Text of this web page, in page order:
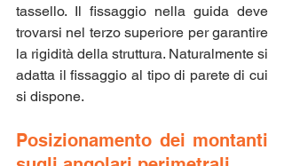
tassello. Il fissaggio nella guida deve
trovarsi nel terzo superiore per garantire
la rigidità della struttura. Naturalmente si
adatta il fissaggio al tipo di parete di cui
si dispone.
Posizionamento dei montanti